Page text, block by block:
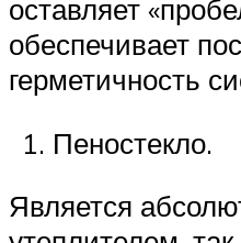
оставляет
обеспечивает
герметичность
Пеностекло.
Является